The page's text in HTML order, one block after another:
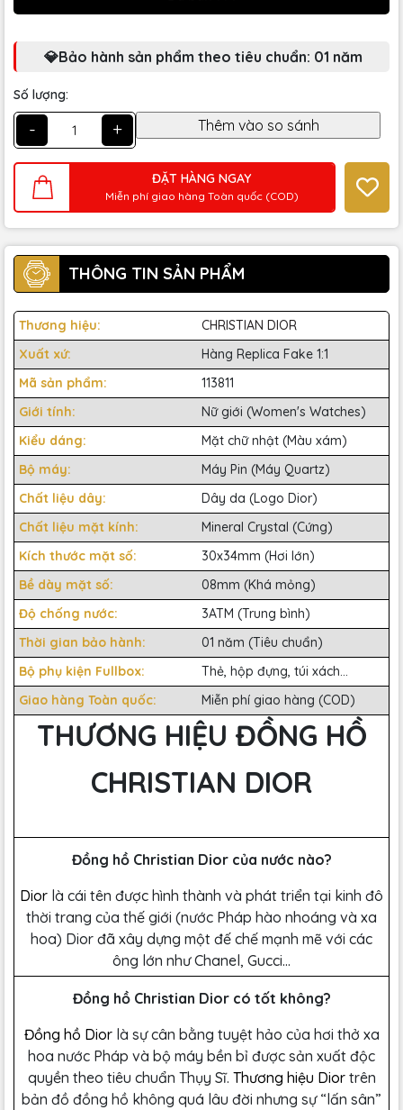
💎Bảo hành sản phẩm theo tiêu chuẩn: 01 năm
Số lượng:
- +
ĐẶT HÀNG NGAY
Miễn phí giao hàng Toàn quốc (COD)
THÔNG TIN SẢN PHẨM
Thương hiệu:
CHRISTIAN DIOR
Xuất xứ:
Hàng Replica Fake 1:1
Mã sản phẩm:
113811
Giới tính:
Nữ giới (Women's Watches)
Kiểu dáng:
Mặt chữ nhật (Màu xám)
Bộ máy:
Máy Pin (Máy Quartz)
Chất liệu dây:
Dây da (Logo Dior)
Chất liệu mặt kính:
Mineral Crystal (Cứng)
Kích thước mặt số:
30x34mm (Hơi lớn)
Bề dày mặt số:
08mm (Khá mỏng)
Độ chống nước:
3ATM (Trung bình)
Thời gian bảo hành:
01 năm (Tiêu chuẩn)
Bộ phụ kiện Fullbox:
Thẻ, hộp đựng, túi xách...
Giao hàng Toàn quốc:
Miễn phí giao hàng (COD)
THƯƠNG HIỆU ĐỒNG HỒ
CHRISTIAN DIOR
Đồng hồ Christian Dior của nước nào?
Dior là cái tên được hình thành và phát triển tại kinh đô
thời trang của thế giới (nước Pháp hào nhoáng và xa
hoa) Dior đã xây dựng một đế chế mạnh mẽ với các
ông lớn như Chanel, Gucci…
Đồng hồ Christian Dior có tốt không?
Đồng hồ Dior là sự cân bằng tuyệt hảo của hơi thở xa
hoa nước Pháp và bộ máy bền bỉ được sản xuất độc
quyền theo tiêu chuẩn Thụy Sĩ. Thương hiệu Dior trên
bản đồ đồng hồ không quá lâu đời nhưng sự “lấn sân”